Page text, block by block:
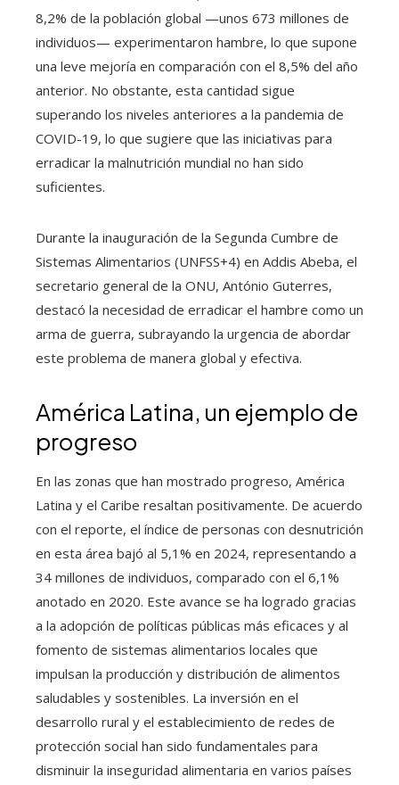
8,2% de la población global —unos 673 millones de
individuos— experimentaron hambre, lo que supone
una leve mejoría en comparación con el 8,5% del año
anterior. No obstante, esta cantidad sigue
superando los niveles anteriores a la pandemia de
COVID-19, lo que sugiere que las iniciativas para
erradicar la malnutrición mundial no han sido
suficientes.
Durante la inauguración de la Segunda Cumbre de
Sistemas Alimentarios (UNFSS+4) en Addis Abeba, el
secretario general de la ONU, António Guterres,
destacó la necesidad de erradicar el hambre como un
arma de guerra, subrayando la urgencia de abordar
este problema de manera global y efectiva.
América Latina, un ejemplo de
progreso
En las zonas que han mostrado progreso, América
Latina y el Caribe resaltan positivamente. De acuerdo
con el reporte, el índice de personas con desnutrición
en esta área bajó al 5,1% en 2024, representando a
34 millones de individuos, comparado con el 6,1%
anotado en 2020. Este avance se ha logrado gracias
a la adopción de políticas públicas más eficaces y al
fomento de sistemas alimentarios locales que
impulsan la producción y distribución de alimentos
saludables y sostenibles. La inversión en el
desarrollo rural y el establecimiento de redes de
protección social han sido fundamentales para
disminuir la inseguridad alimentaria en varios países